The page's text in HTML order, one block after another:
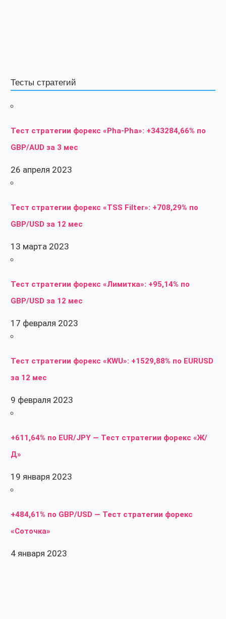
Тесты стратегий
Тест стратегии форекс «Pha-Pha»: +343284,66% по
GBP/AUD за 3 мес
26 апреля 2023
Тест стратегии форекс «TSS Filter»: +708,29% по
GBP/USD за 12 мес
13 марта 2023
Тест стратегии форекс «Лимитка»: +95,14% по
GBP/USD за 12 мес
17 февраля 2023
Тест стратегии форекс «KWU»: +1529,88% по EURUSD
за 12 мес
9 февраля 2023
+611,64% по EUR/JPY — Тест стратегии форекс «Ж/
Д»
19 января 2023
+484,61% по GBP/USD — Тест стратегии форекс
«Соточка»
4 января 2023